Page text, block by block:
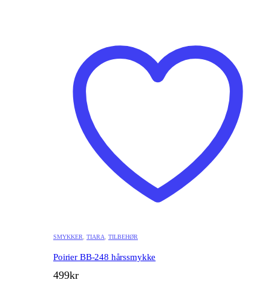
SMYKKER TIARA TILBEHØR
Poirier BB-248 hårssmykke
499kr